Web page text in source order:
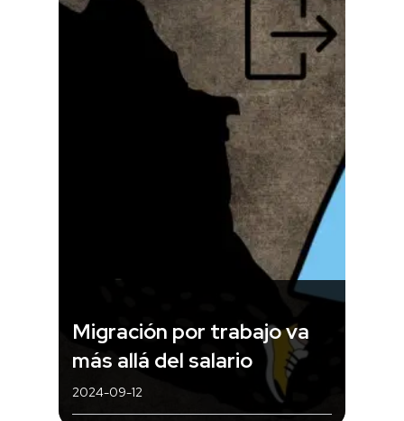
Migración por trabajo va
más allá del salario
2024-09-12